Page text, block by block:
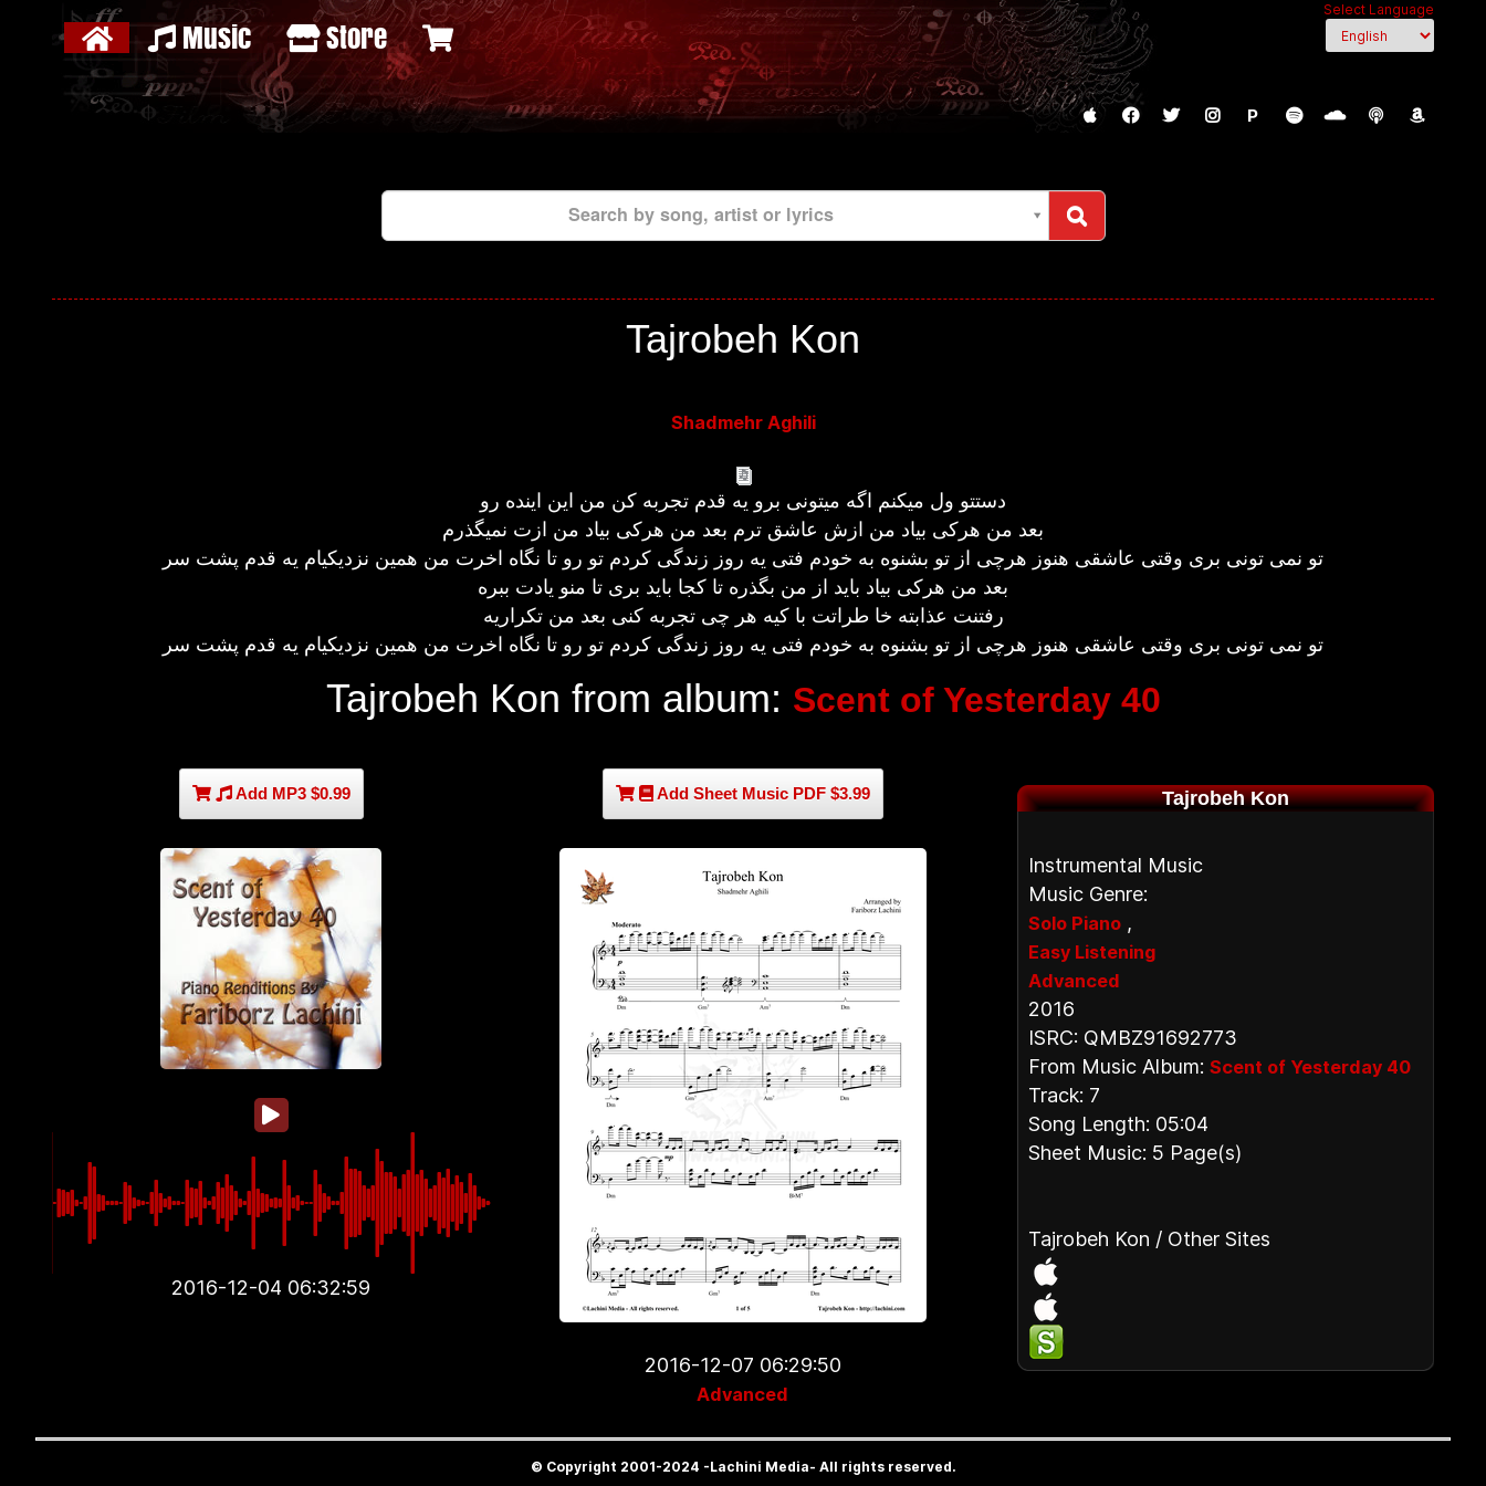
Select Language
Music Store
P
Search by song, artist or lyrics
Tajrobeh Kon
Shadmehr Aghili
دستتو ول میکنم اگه میتونی برو یه قدم تجربه کن من این اینده رو
بعد من هرکی بیاد من ازش عاشق ترم بعد من هرکی بیاد من ازت نمیگذرم
تو نمی تونی بری وقتی عاشقی هنوز هرچی از تو بشنوه به خودم فتی یه روز زندگی کردم تو رو تا نگاه اخرت من همین نزدیکیام یه قدم پشت سر
بعد من هرکی بیاد باید از من بگذره تا کجا باید بری تا منو یادت ببره
رفتنت عذابته خا طراتت با کیه هر چی تجربه کنی بعد من تکراریه
تو نمی تونی بری وقتی عاشقی هنوز هرچی از تو بشنوه به خودم فتی یه روز زندگی کردم تو رو تا نگاه اخرت من همین نزدیکیام یه قدم پشت سر
Tajrobeh Kon from album: Scent of Yesterday 40
Add MP3 $0.99
2016-12-04 06:32:59
Add Sheet Music PDF $3.99
2016-12-07 06:29:50
Advanced
Tajrobeh Kon
Instrumental Music
Music Genre:
Solo Piano ,
Easy Listening
Advanced
2016
ISRC: QMBZ91692773
From Music Album:Scent of Yesterday 40
Track: 7
Song Length: 05:04
Sheet Music: 5 Page(s)
Tajrobeh Kon / Other Sites
© Copyright 2001-2024 -Lachini Media- All rights reserved.